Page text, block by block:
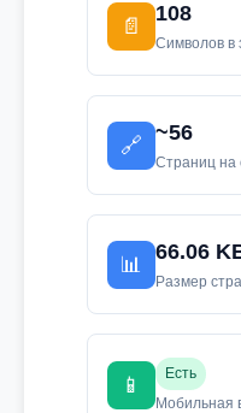
📄
108
Символов в
🔗
~56
Страниц на
📊
66.06
Размер
📱
Есть
Мобильная